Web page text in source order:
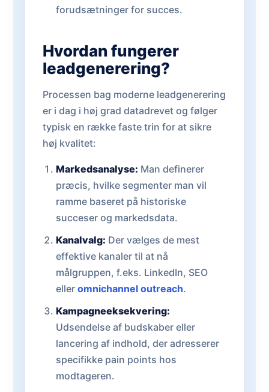
forudsætninger for succes.
Hvordan fungerer
leadgenerering?
Processen bag moderne leadgenerering
er i dag i høj grad datadrevet og følger
typisk en række faste trin for at sikre
høj kvalitet:
Markedsanalyse: Man definerer
præcis, hvilke segmenter man vil
ramme baseret på historiske
succeser og markedsdata.
Kanalvalg: Der vælges de mest
effektive kanaler til at nå
målgruppen, f.eks. LinkedIn, SEO
eller omnichannel outreach.
Kampagneeksekvering:
Udsendelse af budskaber eller
lancering af indhold, der adresserer
specifikke pain points hos
modtageren.